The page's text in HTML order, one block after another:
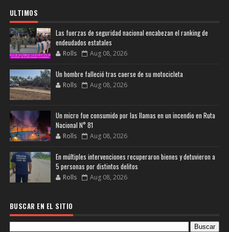
ULTIMOS
Las fuerzas de seguridad nacional encabezan el ranking de
endeudados estatales
Rolls Aug 08, 2026
Un hombre falleció tras caerse de su motocicleta
Rolls Aug 08, 2026
Un micro fue consumido por las llamas en un incendio en Ruta
Nacional N° 81
Rolls Aug 08, 2026
En múltiples intervenciones recuperaron bienes y detuvieron a
5 personas por distintos delitos
Rolls Aug 08, 2026
BUSCAR EN EL SITIO